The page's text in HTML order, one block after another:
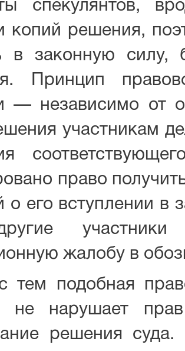
спекулянтов,
копий решения,
в законную силу,
Принцип
— независимо от
участникам
право
о его вступлении в
жалобу в
тем подобная
не нарушает
решения суда.